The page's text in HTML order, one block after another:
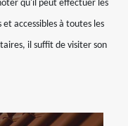
qu'il peut effectuer les
accessibles à toutes les
il suffit de visiter son